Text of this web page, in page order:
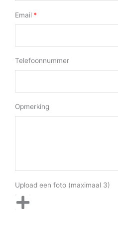
Email
Telefoonnummer
Opmerking
Upload een foto (maximaal 3)